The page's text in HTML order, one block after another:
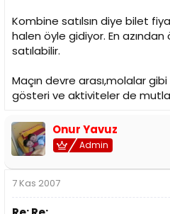
Kombine satılsın diye bilet
halen öyle gidiyor. En
satılabilir.
Maçın devre arası,molalar
gösteri ve aktiviteler de
Onur Yavuz
Admin
7 Kas 2007